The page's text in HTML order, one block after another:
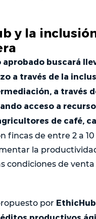
y la
buscará
a través de la
a través
acceso a
de café,
fincas de entre 2 a
la
condiciones de venta
por
productivos